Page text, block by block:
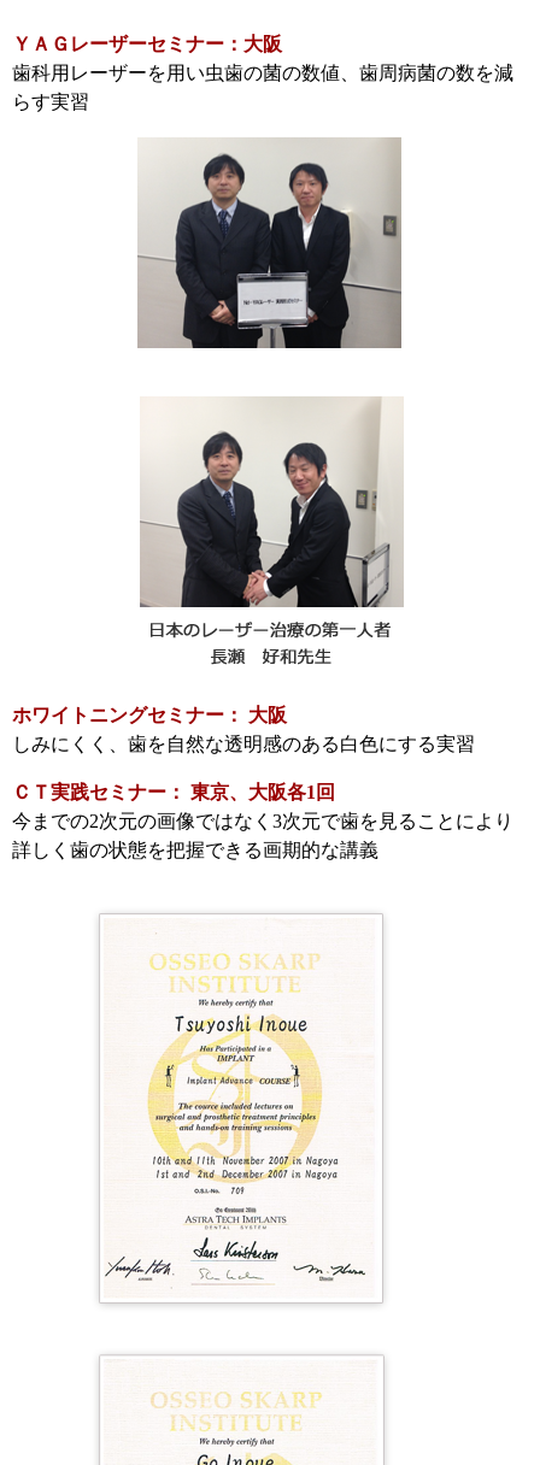
ＹＡＧレーザーセミナー：大阪
歯科用レーザーを用い虫歯の菌の数値、歯周病菌の数を減
らす実習
ホワイトニングセミナー： 大阪
しみにくく、歯を自然な透明感のある白色にする実習
ＣＴ実践セミナー： 東京、大阪各1回
今までの2次元の画像ではなく3次元で歯を見ることにより
詳しく歯の状態を把握できる画期的な講義